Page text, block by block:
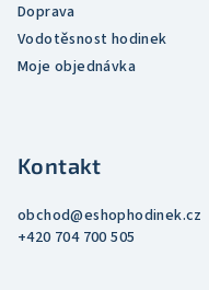
Doprava
Vodotěsnost hodinek
Moje objednávka
Kontakt
obchod@eshophodinek.cz
+420 704 700 505